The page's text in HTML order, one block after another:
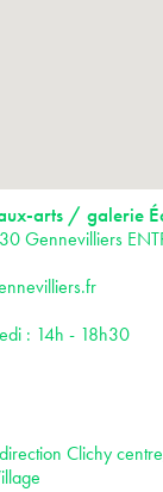
arts / galerie
Gennevilliers
: 14h - 18h30
Clichy